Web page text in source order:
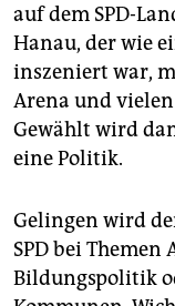
auf dem SPD-
Hanau, der wie
inszeniert war,
Arena und vielen
Gewählt wird
eine Politik.
Gelingen wird
SPD bei Themen
Bildungspolitik